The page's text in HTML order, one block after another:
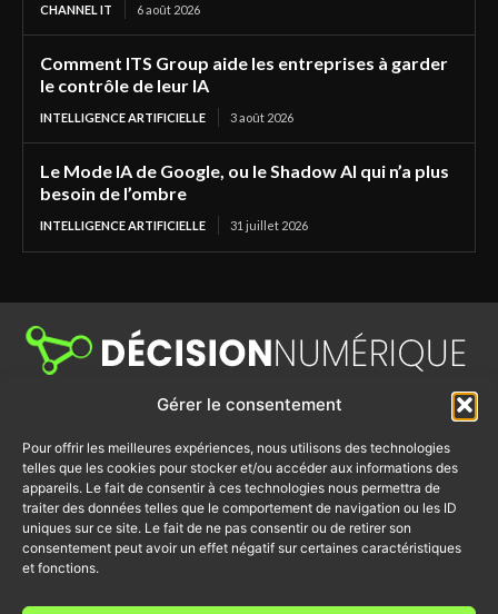
Gérer le consentement
Pour offrir les meilleures expériences, nous utilisons des technologies
telles que les cookies pour stocker et/ou accéder aux informations des
appareils. Le fait de consentir à ces technologies nous permettra de
traiter des données telles que le comportement de navigation ou les ID
uniques sur ce site. Le fait de ne pas consentir ou de retirer son
consentement peut avoir un effet négatif sur certaines caractéristiques
et fonctions.
CHANNEL IT 6 août 2026
Comment ITS Group aide les entreprises à garder
le contrôle de leur IA
INTELLIGENCE ARTIFICIELLE 3 août 2026
Le Mode IA de Google, ou le Shadow AI qui n’a plus
besoin de l’ombre
INTELLIGENCE ARTIFICIELLE 31 juillet 2026
Décision Numérique est un média dédié aux sujets de la cybersécurité,
du cloud, des infrastructures, des télécoms, de la digital workplace, du
Channel IT et de l’IA. Retrouvez des tribunes, des actualités produits,
des retours d'utilisateurs et bien d’autres actualités du numérique.
Accueil
Intelligence Artificielle
Politique de confidentialité
CONTACTEZ-NOUS